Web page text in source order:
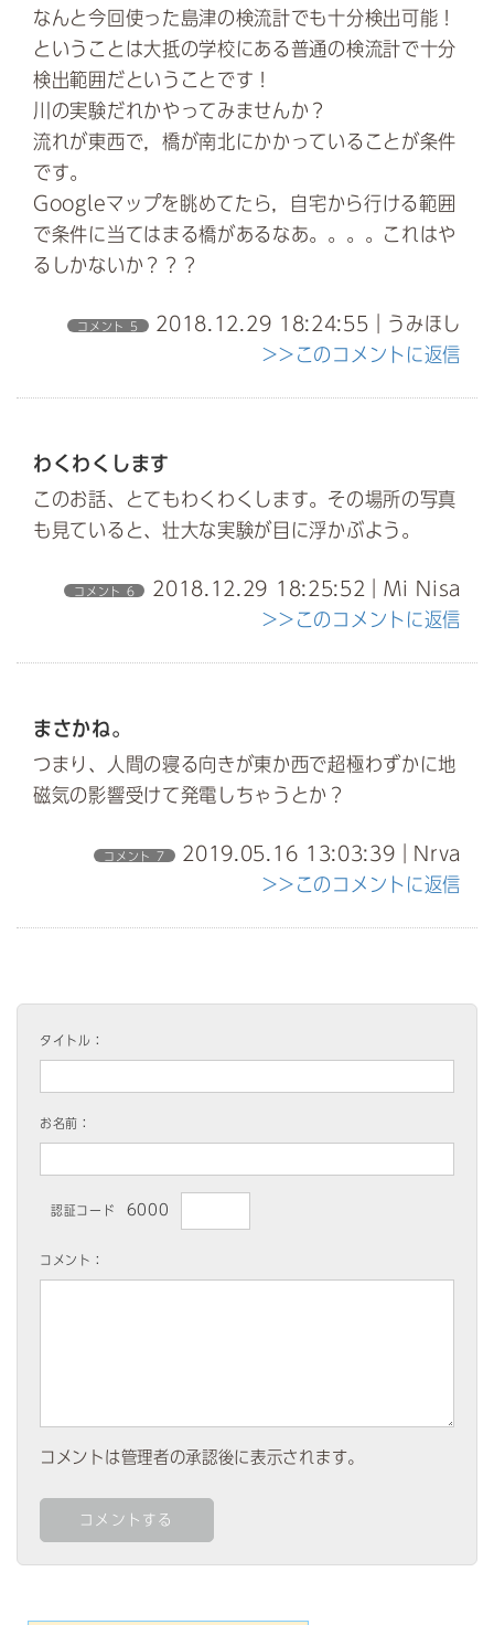
なんと今回使った島津の検流計でも十分検出可能！
ということは大抵の学校にある普通の検流計で十分
検出範囲だということです！
川の実験だれかやってみませんか？
流れが東西で，橋が南北にかかっていることが条件
です。
Googleマップを眺めてたら，自宅から行ける範囲
で条件に当てはまる橋があるなあ。。。。これはや
るしかないか？？？
コメント 5
2018.12.29 18:24:55｜うみほし
>>このコメントに返信
わくわくします
このお話、とてもわくわくします。その場所の写真
も見ていると、壮大な実験が目に浮かぶよう。
コメント 6
2018.12.29 18:25:52｜Mi Nisa
>>このコメントに返信
まさかね。
つまり、人間の寝る向きが東か西で超極わずかに地
磁気の影響受けて発電しちゃうとか？
コメント 7
2019.05.16 13:03:39｜Nrva
>>このコメントに返信
タイトル：
お名前：
認証コード 6000
コメント：
コメントは管理者の承認後に表示されます。